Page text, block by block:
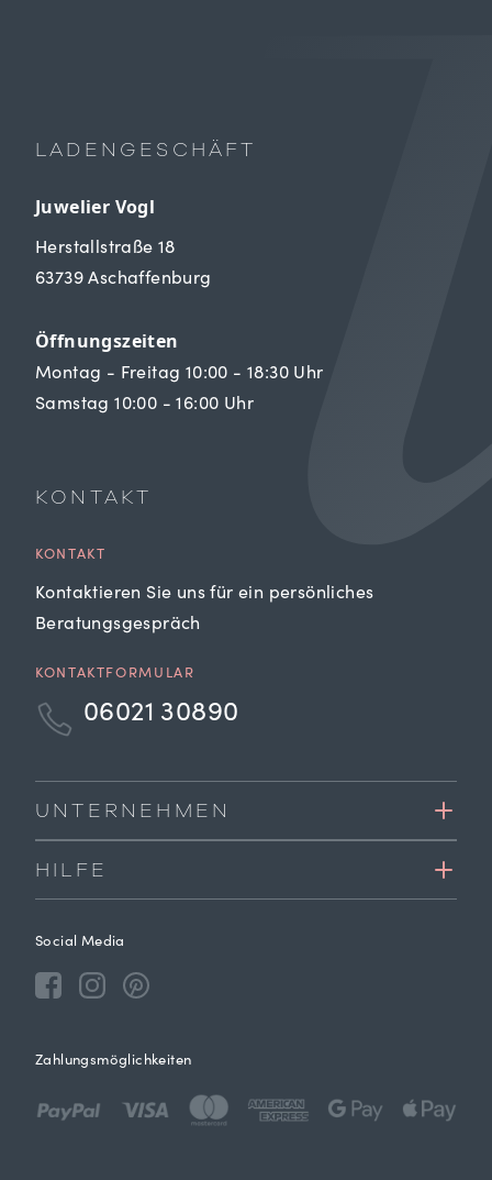
LADENGESCHÄFT
Juwelier Vogl
Herstallstraße 18
63739 Aschaffenburg
Öffnungszeiten
Montag - Freitag 10:00 - 18:30 Uhr
Samstag 10:00 - 16:00 Uhr
KONTAKT
KONTAKT
Kontaktieren Sie uns für ein persönliches
Beratungsgespräch
KONTAKTFORMULAR
06021 30890
UNTERNEHMEN
HILFE
Social Media
Zahlungsmöglichkeiten